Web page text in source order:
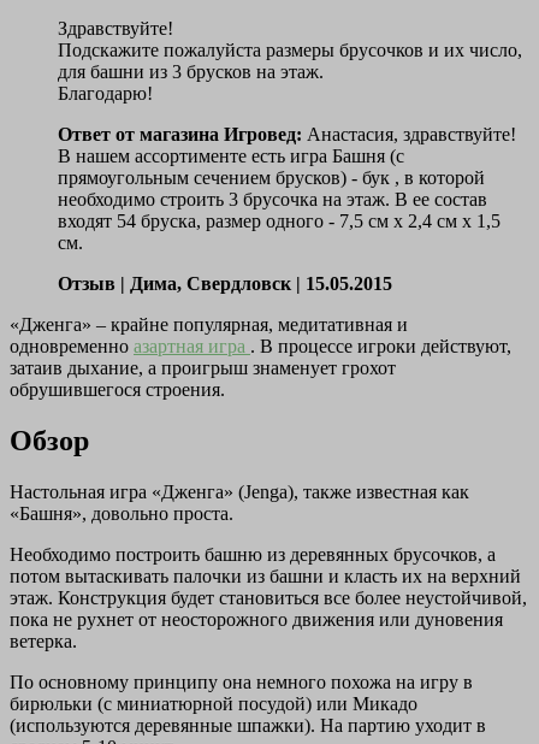
Здравствуйте!
Подскажите пожалуйста размеры брусочков и их число,
для башни из 3 брусков на этаж.
Благодарю!
Ответ от магазина Игровед: Анастасия, здравствуйте!
В нашем ассортименте есть игра Башня (с
прямоугольным сечением брусков) - бук , в которой
необходимо строить 3 брусочка на этаж. В ее состав
входят 54 бруска, размер одного - 7,5 см х 2,4 см х 1,5
см.
Отзыв | Дима, Свердловск | 15.05.2015
«Дженга» – крайне популярная, медитативная и
одновременно азартная игра . В процессе игроки действуют,
затаив дыхание, а проигрыш знаменует грохот
обрушившегося строения.
Обзор
Настольная игра «Дженга» (Jenga), также известная как
«Башня», довольно проста.
Необходимо построить башню из деревянных брусочков, а
потом вытаскивать палочки из башни и класть их на верхний
этаж. Конструкция будет становиться все более неустойчивой,
пока не рухнет от неосторожного движения или дуновения
ветерка.
По основному принципу она немного похожа на игру в
бирюльки (с миниатюрной посудой) или Микадо
(используются деревянные шпажки). На партию уходит в